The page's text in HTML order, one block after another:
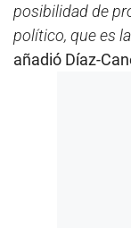
posibilidad de
político, que es
añadió Díaz-